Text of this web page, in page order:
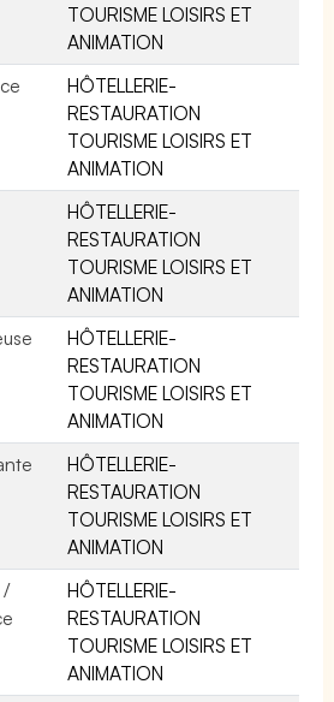
TOURISME LOISIRS ET
ANIMATION
HÔTELLERIE-
RESTAURATION
TOURISME LOISIRS ET
ANIMATION
HÔTELLERIE-
RESTAURATION
TOURISME LOISIRS ET
ANIMATION
HÔTELLERIE-
RESTAURATION
TOURISME LOISIRS ET
ANIMATION
HÔTELLERIE-
RESTAURATION
TOURISME LOISIRS ET
ANIMATION
/
HÔTELLERIE-
RESTAURATION
TOURISME LOISIRS ET
ANIMATION